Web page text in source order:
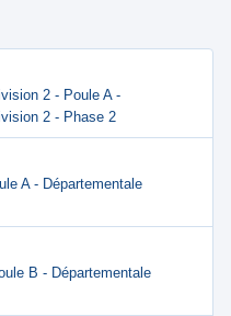
2 - Poule A -
2 - Phase 2
A - Départementale
B - Départementale